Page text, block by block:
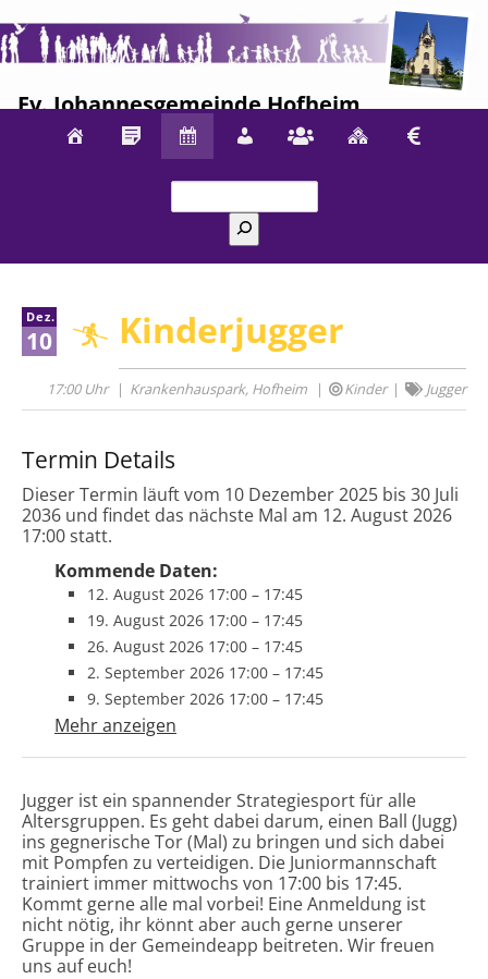
Ev. Johannesgemeinde Hofheim
Dez.
10 Kinderjugger
17:00 Uhr Krankenhauspark, Hofheim Kinder Jugger
Termin Details
Dieser Termin läuft vom 10 Dezember 2025 bis 30 Juli
2036 und findet das nächste Mal am 12. August 2026
17:00 statt.
Kommende Daten:
12. August 2026 17:00 – 17:45
19. August 2026 17:00 – 17:45
26. August 2026 17:00 – 17:45
2. September 2026 17:00 – 17:45
9. September 2026 17:00 – 17:45
Mehr anzeigen
Jugger ist ein spannender Strategiesport für alle
Altersgruppen. Es geht dabei darum, einen Ball (Jugg)
ins gegnerische Tor (Mal) zu bringen und sich dabei
mit Pompfen zu verteidigen. Die Juniormannschaft
trainiert immer mittwochs von 17:00 bis 17:45.
Kommt gerne alle mal vorbei! Eine Anmeldung ist
nicht nötig, ihr könnt aber auch gerne unserer
Gruppe in der Gemeindeapp beitreten. Wir freuen
uns auf euch!